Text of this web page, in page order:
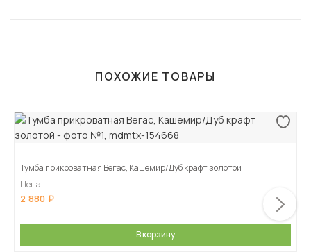
ПОХОЖИЕ ТОВАРЫ
Тумба прикроватная Вегас, Кашемир/Дуб крафт золотой
Цена
2 880
В корзину